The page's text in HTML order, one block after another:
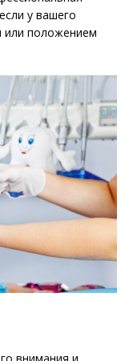
у вашего
или положением